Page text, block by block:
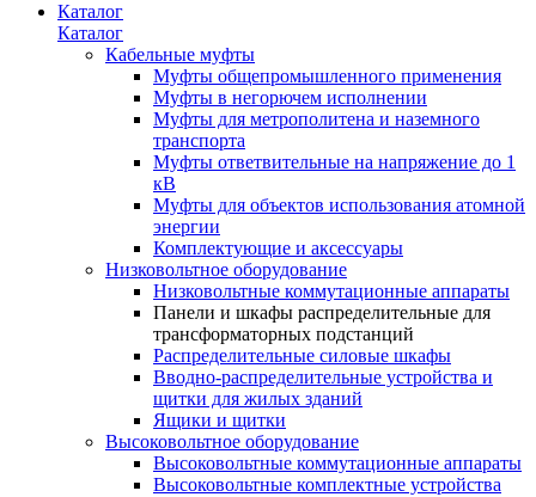
Каталог
Каталог
Кабельные муфты
Муфты общепромышленного применения
Муфты в негорючем исполнении
Муфты для метрополитена и наземного
транспорта
Муфты ответвительные на напряжение до 1
кВ
Муфты для объектов использования атомной
энергии
Комплектующие и аксессуары
Низковольтное оборудование
Низковольтные коммутационные аппараты
Панели и шкафы распределительные для
трансформаторных подстанций
Распределительные силовые шкафы
Вводно-распределительные устройства и
щитки для жилых зданий
Ящики и щитки
Высоковольтное оборудование
Высоковольтные коммутационные аппараты
Высоковольтные комплектные устройства